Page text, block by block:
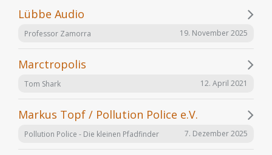
Lübbe Audio
Professor Zamorra 19. November 2025
Marctropolis
Tom Shark 12. April 2021
Markus Topf / Pollution Police e.V.
Pollution Police - Die kleinen Pfadfinder 7. Dezember 2025